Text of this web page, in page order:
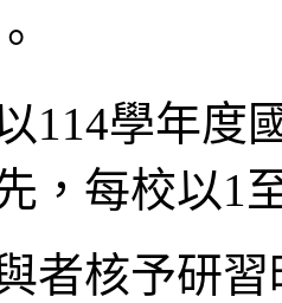
114學年度
，每校以1
者核予研